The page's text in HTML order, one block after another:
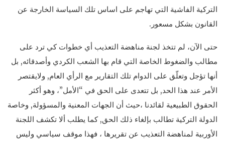
التركية الفاشية التي تهاجم على اساس تلك السياسة الخارجة عن
القانون بشكل مسعور.
حتى الآن، لم تتخذ لجنة مناهضة التعذيب أي خطوات كي ترد على
مطالب والضغوط الخاصة التي قام بها الشعب الكردي وأصدقائه, بل
أنها تؤجل وتعلّق على الدوام تلك التقارير مع الرأي العام, ولايقتصر
الأمر عند هذا الحد, بل تتعدى على الحق في “الأمل”، وهو أكثر
الحقوق الطبيعية لقائدنا ،حيث أن الجهات المعنية والمسؤولة, وخاصة
الدولة التركية تطالب بإلغاء ذلك الحق, كما يطلب ألا تكشف اللجنة
الأوربية لمناهضة التعذيب عن تقريرها ، فهذا موقف سياسي وليس